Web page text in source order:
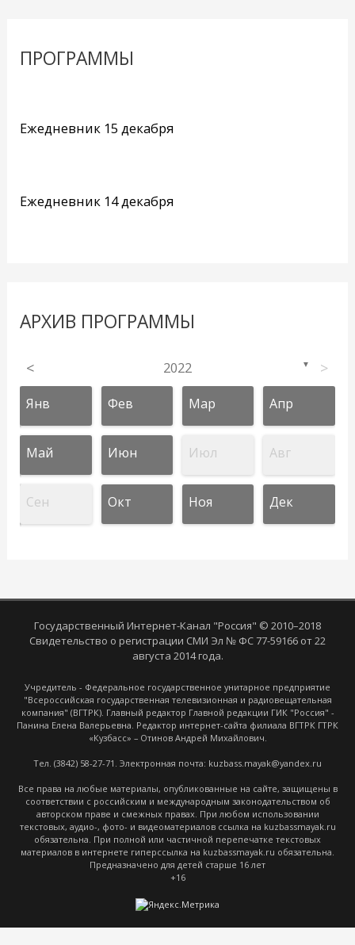
ПРОГРАММЫ
Ежедневник 15 декабря
Ежедневник 14 декабря
АРХИВ ПРОГРАММЫ
< 2022 ▼ >
Янв Фев Мар Апр
Май Июн Июл Авг
Сен Окт Ноя Дек
Государственный Интернет-Канал "Россия" © 2010–2018
Свидетельство о регистрации СМИ Эл № ФС 77-59166 от 22
августа 2014 года.
Учредитель - Федеральное государственное унитарное предприятие
"Всероссийская государственная телевизионная и радиовещательная
компания" (ВГТРК). Главный редактор Главной редакции ГИК "Россия" -
Панина Елена Валерьевна. Редактор интернет-сайта филиала ВГТРК ГТРК
«Кузбасс» – Отинов Андрей Михайлович.
Тел. (3842) 58-27-71. Электронная почта: kuzbass.mayak@yandex.ru
Все права на любые материалы, опубликованные на сайте, защищены в
соответствии с российским и международным законодательством об
авторском праве и смежных правах. При любом использовании
текстовых, аудио-, фото- и видеоматериалов ссылка на kuzbassmayak.ru
обязательна. При полной или частичной перепечатке текстовых
материалов в интернете гиперссылка на kuzbassmayak.ru обязательна.
Предназначено для детей старше 16 лет
+16